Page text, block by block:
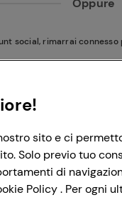
Oppure
social, rimarrai connesso
Accedi con
sito e ci
Solo previo tuo
di
Policy . Per